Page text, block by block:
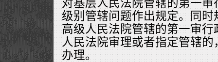
对基层人民法院管辖的第一
级别管辖问题作出规定。同
高级人民法院管辖的第一审
人民法院审理或者指定管辖
办理。